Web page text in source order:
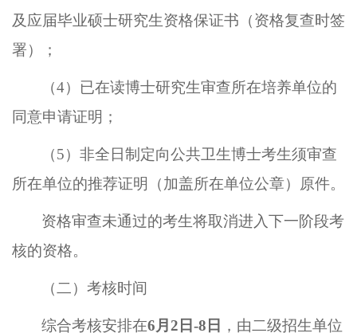
及应届毕业硕士研究生资格保证书（资格复查时签
署）；
（4） 已在读博士研究生审查所在培养单位的
同意申请证明；
（5） 非全日制定向公共卫生博士考生须审查
所在单位的推荐证明（加盖所在单位公章）原件。
资格审查未通过的考生将取消进入下一阶段考
核的资格。
（二） 考核时间
综合考核安排在6月 2 日-8 日 ，由二级招生单位